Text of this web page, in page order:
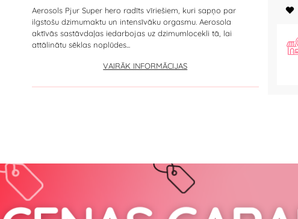
Aerosols Pjur Super hero radīts vīriešiem, kuri sapņo par
ilgstošu dzimumaktu un intensīvāku orgasmu. Aerosola
aktīvās sastāvdaļas iedarbojas uz dzimumlocekli tā, lai
attālinātu sēklas noplūdes...
VAIRĀK INFORMĀCIJAS